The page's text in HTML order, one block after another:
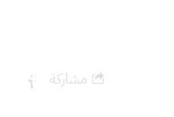
مشاركة